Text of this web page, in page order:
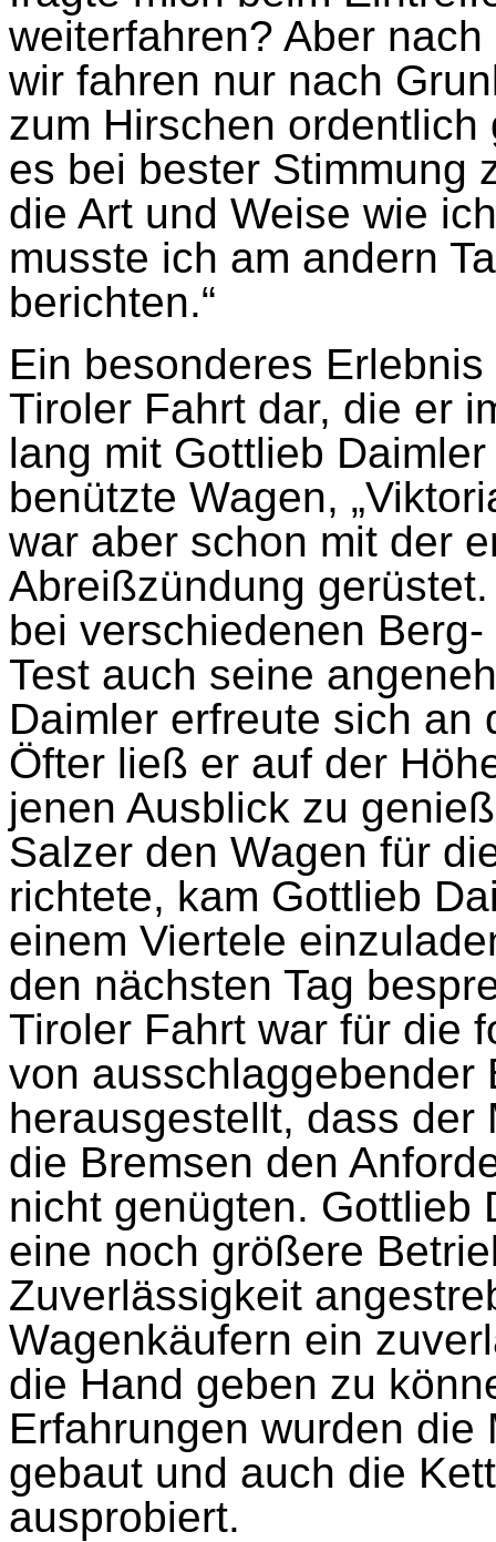
weiterfahren? Aber
wir fahren nur nach
zum Hirschen
es bei bester Stimmung
die Art und Weise wie
musste ich am andern
berichten.“
Ein besonderes
Tiroler Fahrt dar, die er
lang mit Gottlieb
benützte Wagen,
war aber schon mit der
Abreißzündung
bei verschiedenen
Test auch seine
Daimler erfreute sich an
Öfter ließ er auf der
jenen Ausblick zu
Salzer den Wagen für
richtete, kam Gottlieb
einem Viertele
den nächsten Tag
Tiroler Fahrt war für die
von ausschlaggebender
herausgestellt, dass der
die Bremsen den
nicht genügten. Gottlieb
eine noch größere
Zuverlässigkeit
Wagenkäufern ein
die Hand geben zu
Erfahrungen wurden die
gebaut und auch die
ausprobiert.